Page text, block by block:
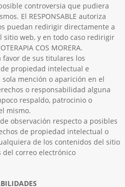
controversia que pudiera
El RESPONSABLE autoriza
puedan redirigir directamente a
sitio web, y en todo caso redirigir
COS MORERA.
favor de sus titulares los
propiedad intelectual e
mención o aparición en el
o responsabilidad alguna
respaldo, patrocinio o
mismo.
observación respecto a posibles
de propiedad intelectual o
de los contenidos del sitio
del correo electrónico